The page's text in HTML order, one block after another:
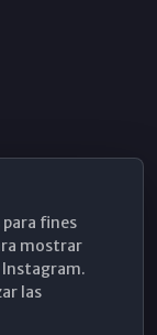
fines
mostrar
Instagram.
las